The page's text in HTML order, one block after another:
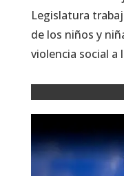
Legislatura
de los niños y
violencia social a